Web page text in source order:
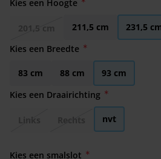
Kies een Hoogte
211,5 cm
231,5
Kies een Breedte
83 cm 88 cm
93 cm
Kies een Draairichting
nvt
Kies een smalslot